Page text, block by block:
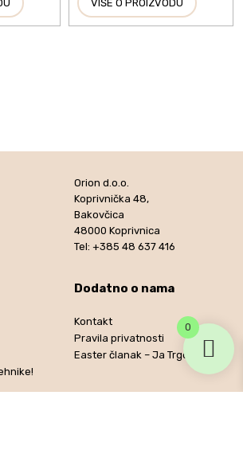
VIŠE O PROIZVODU
Orion d.o.o.
Koprivnička 48,
Bakovčica
48000 Koprivnica
Tel: +385 48 637 416
Dodatno o nama
Kontakt
Pravila privatnosti
Easter članak – Ja Trgovac
0